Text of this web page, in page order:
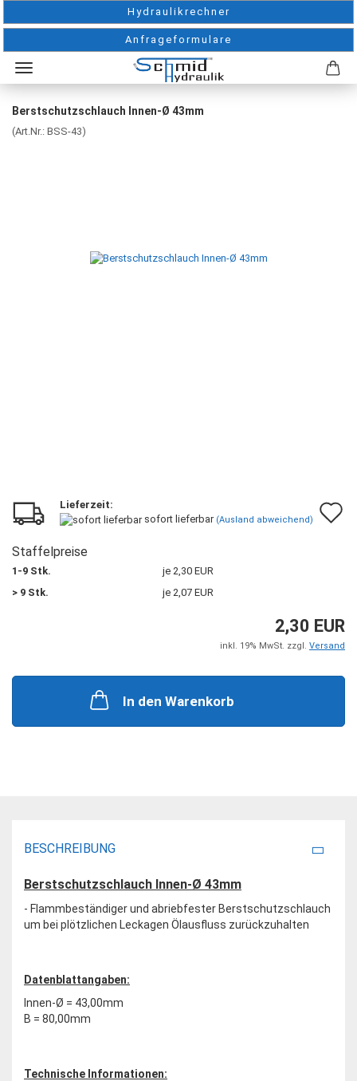
Hydraulikrechner
Anfrageformulare
Berstschutzschlauch Innen-Ø 43mm
(Art.Nr.: BSS-43)
Lieferzeit:
sofort lieferbar (Ausland abweichend)
Staffelpreise
1-9 Stk.
je 2,30 EUR
> 9 Stk.
je 2,07 EUR
2,30 EUR
inkl. 19% MwSt. zzgl. Versand
In den Warenkorb
BESCHREIBUNG
Berstschutzschlauch Innen-Ø 43mm
- Flammbeständiger und abriebfester Berstschutzschlauch
um bei plötzlichen Leckagen Ölausfluss zurückzuhalten
Datenblattangaben:
Innen-Ø = 43,00mm
B = 80,00mm
Technische Informationen: